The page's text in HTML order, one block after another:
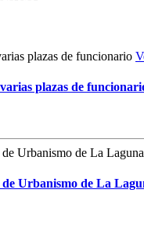
plazas de
de Urbanismo de La